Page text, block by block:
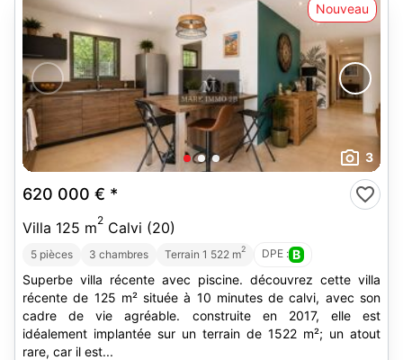
Nouveau
3
620 000 € *
Villa 125 m2 Calvi (20)
5 pièces 3 chambres Terrain 1 522 m2 DPE : B
Superbe villa récente avec piscine. découvrez cette villa
récente de 125 m² située à 10 minutes de calvi, avec son
cadre de vie agréable. construite en 2017, elle est
idéalement implantée sur un terrain de 1522 m²; un atout
rare, car il est...